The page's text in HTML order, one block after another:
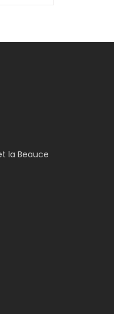
la Beauce